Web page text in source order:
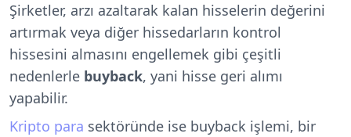
Şirketler, arzı azaltarak kalan hisselerin değerini
artırmak veya diğer hissedarların kontrol
hissesini almasını engellemek gibi çeşitli
nedenlerle buyback, yani hisse geri alımı
yapabilir.
Kripto para sektöründe ise buyback işlemi, bir